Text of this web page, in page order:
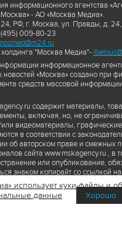
информационного агентства
- АО «Москва Медиа».
РФ, г. Москва, ул. Правды, д. 24,
009-80-23
"Москва Медиа"-
информационное
новостей «Москва» создано при
средств массовой
содержит материалы,
включая, но, не
видеоматериалы,
в соответствии с
об авторском праве и смежных
сайта www.mskagency.ru , в
или опубликование,
знаком копирайт со ссылкой на
«Москва Медиа», а также
на первоисточник информации.
не допускается.
использует куки-файлы и
данные
Хорошо